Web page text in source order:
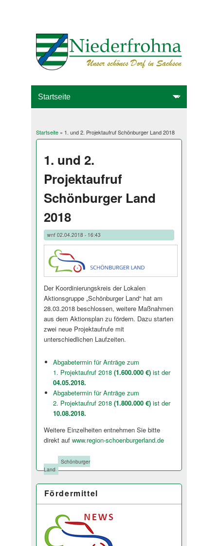
Sie sind hier
Startseite» 1. und 2. Projektaufruf Schönburger Land 2018
1. und 2.
Projektaufruf
Schönburger Land
2018
wnf02.04.2018 - 16:43
Der Koordinierungskreis der Lokalen
Aktionsgruppe „Schönburger Land“ hat am
28.03.2018 bes­chlossen, weitere Maßnahmen
aus dem Aktionsplan zu fördern. Dazu starten
zwei neue Projektaufrufe mit
unterschiedlichen Laufzeiten.
Abgabetermin für Anträge zum
1. Projektaufruf 2018(1.600.000 €) ist der
04.05.2018.
Abgabetermin für Anträge zum
2. Projektaufruf 2018(1.800.000 €) ist der
10.08.2018.
Weitere Einzelheiten entnehmen Sie bitte
direkt auf www.region-schoenburgerland.de
Schönburger
Land
Fördermittel